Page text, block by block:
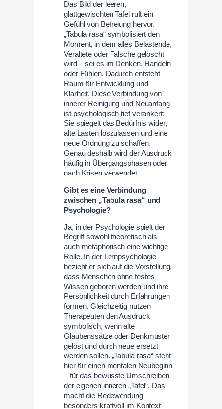
Das Bild der leeren,
glattgewischten Tafel ruft ein
Gefühl von Befreiung hervor.
„Tabula rasa“ symbolisiert den
Moment, in dem alles Belastende,
Veraltete oder Falsche gelöscht
wird – sei es im Denken, Handeln
oder Fühlen. Dadurch entsteht
Raum für Entwicklung und
Klarheit. Diese Verbindung von
innerer Reinigung und Neuanfang
ist psychologisch tief verankert:
Sie spiegelt das Bedürfnis wider,
alte Lasten loszulassen und eine
neue Ordnung zu schaffen.
Genau deshalb wird der Ausdruck
häufig in Übergangsphasen oder
nach Krisen verwendet.
Gibt es eine Verbindung
zwischen „Tabula rasa“ und
Psychologie?
Ja, in der Psychologie spielt der
Begriff sowohl theoretisch als
auch metaphorisch eine wichtige
Rolle. In der Lernpsychologie
bezieht er sich auf die Vorstellung,
dass Menschen ohne festes
Wissen geboren werden und ihre
Persönlichkeit durch Erfahrungen
formen. Gleichzeitig nutzen
Therapeuten den Ausdruck
symbolisch, wenn alte
Glaubenssätze oder Denkmuster
gelöst und durch neue ersetzt
werden sollen. „Tabula rasa“ steht
hier für einen mentalen Neubeginn
– für das bewusste Umschreiben
der eigenen inneren „Tafel“. Das
macht die Redewendung
besonders kraftvoll im Kontext